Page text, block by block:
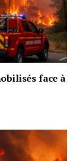
face à